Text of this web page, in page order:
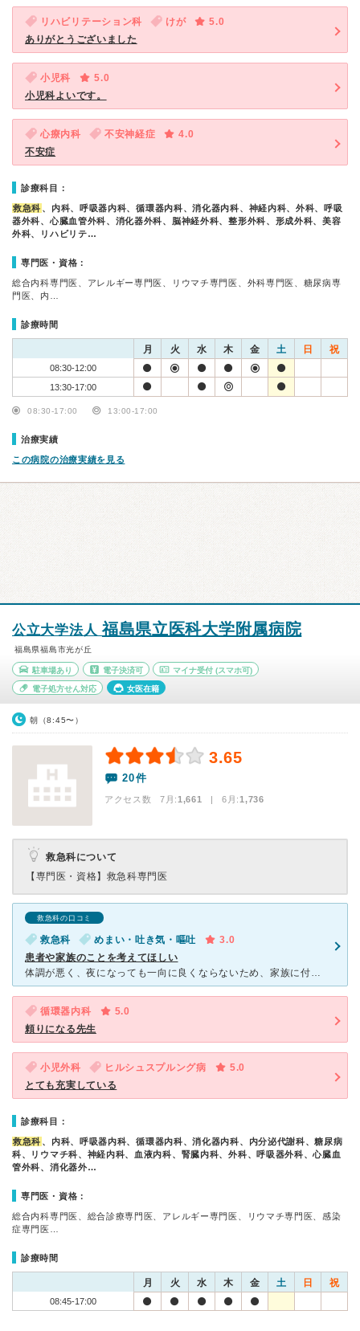
リハビリテーション科 けが
5.0
ありがとうございました
小児科
5.0
小児科よいです。
心療内科 不安神経症
4.0
不安症
診療科目：
救急科 、内科、呼吸器内科、循環器内科、消化器内科、神経内科、外科、呼吸
器外科、心臓血管外科、消化器外科、脳神経外科、整形外科、形成外科、美容
外科、リハビリテ…
専門医・資格：
総合内科専門医、アレルギー専門医、リウマチ専門医、外科専門医、糖尿病専
門医、内…
診療時間
月 火 水 木 金 土 日 祝
08:30-12:00
13:30-17:00
08:30-17:00 13:00-17:00
治療実績
この病院の治療実績を見る
公立大学法人福島県立医科大学附属病院
福島県福島市光が丘
駐車場あり 電子決済可 マイナ受付 (スマホ可)
電子処方せん対応 女医在籍
朝（8:45〜）
3.65
20件
アクセス数 7月:1,661 | 6月:1,736
救急科について
【専門医・資格】 救急科専門医
救急科の口コミ
救急科 めまい・吐き気・嘔吐
3.0
患者や家族のことを考えてほしい
体調が悪く、夜になっても一向に良くならないため、家族に付き添われて救急科を受診しました。 はじめに救急科の受付に声をかけたのですが、その担当者はあまり寝ていないような青白い顔で、言葉にも覇気がありま
循環器内科
5.0
頼りになる先生
小児外科 ヒルシュスプルング病
5.0
とても充実している
診療科目：
救急科 、内科、呼吸器内科、循環器内科、消化器内科、内分泌代謝科、糖尿病
科、リウマチ科、神経内科、血液内科、腎臓内科、外科、呼吸器外科、心臓血
管外科、消化器外…
専門医・資格：
総合内科専門医、総合診療専門医、アレルギー専門医、リウマチ専門医、感染
症専門医…
診療時間
月 火 水 木 金 土 日 祝
08:45-17:00